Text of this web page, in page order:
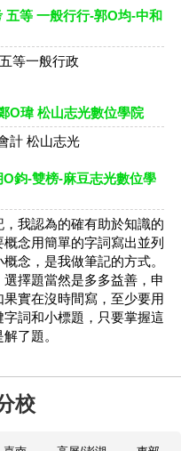
五等 一般行行-郭O均-中和
等一般行政
O瑋 松山志光數位學院
計 松山志光
鈞-雙榜-麻豆志光數位學
我認為的確有助於知識的
念用簡單的字詞寫出並列
念，是我做筆記的方式。
擇題當然是多多益善，申
實在沒時間寫，至少要用
詞和小標題，只要掌握這
了題。
校